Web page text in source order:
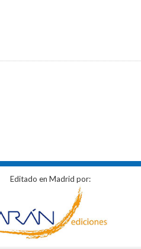
Editado en Madrid por: